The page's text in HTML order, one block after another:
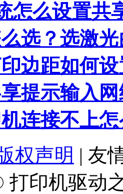
怎么设置共
选？选激
边距如何
提示输入
连接不上
权声明 |友
打印机驱动